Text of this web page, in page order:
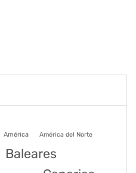
América América del Norte
Baleares